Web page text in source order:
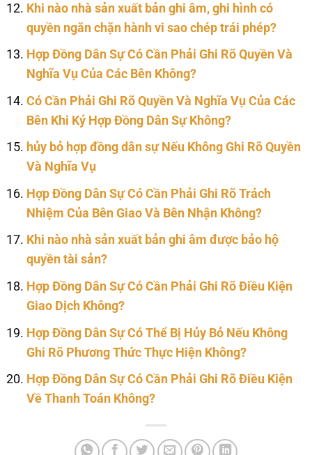
Khi nào nhà sản xuất bản ghi âm, ghi hình có
quyền ngăn chặn hành vi sao chép trái phép?
Hợp Đồng Dân Sự Có Cần Phải Ghi Rõ Quyền Và
Nghĩa Vụ Của Các Bên Không?
Có Cần Phải Ghi Rõ Quyền Và Nghĩa Vụ Của Các
Bên Khi Ký Hợp Đồng Dân Sự Không?
hủy bỏ hợp đồng dân sự Nếu Không Ghi Rõ Quyền
Và Nghĩa Vụ
Hợp Đồng Dân Sự Có Cần Phải Ghi Rõ Trách
Nhiệm Của Bên Giao Và Bên Nhận Không?
Khi nào nhà sản xuất bản ghi âm được bảo hộ
quyền tài sản?
Hợp Đồng Dân Sự Có Cần Phải Ghi Rõ Điều Kiện
Giao Dịch Không?
Hợp Đồng Dân Sự Có Thể Bị Hủy Bỏ Nếu Không
Ghi Rõ Phương Thức Thực Hiện Không?
Hợp Đồng Dân Sự Có Cần Phải Ghi Rõ Điều Kiện
Về Thanh Toán Không?